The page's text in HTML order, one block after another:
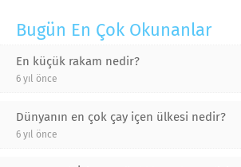
Bugün En Çok Okunanlar
En küçük rakam nedir?
6 yıl önce
Dünyanın en çok çay içen ülkesi nedir?
6 yıl önce